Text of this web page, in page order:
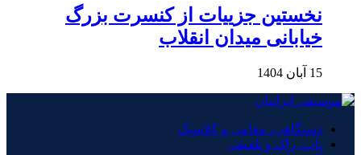
نخستین جزییات از کنسرت بزرگ
خیابانی میدان انقلاب
15 آبان 1404
دستگاهی، مقامی و کلاسیک
پاپ، راک و تلفیقی